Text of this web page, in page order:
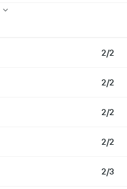
2/2
2/2
2/2
2/2
2/3